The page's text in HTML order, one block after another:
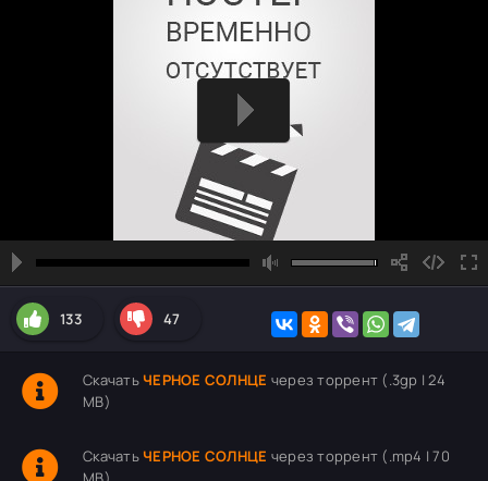
133 47
Скачать ЧЕРНОЕ СОЛНЦЕ через торрент (.3gp | 24
MB)
Скачать ЧЕРНОЕ СОЛНЦЕ через торрент (.mp4 | 70